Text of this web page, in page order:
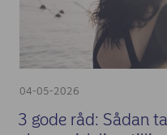
04-05-2026
3 gode råd: Sådan